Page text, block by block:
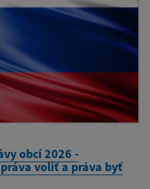
obcí 2026 -
voliť a práva byť